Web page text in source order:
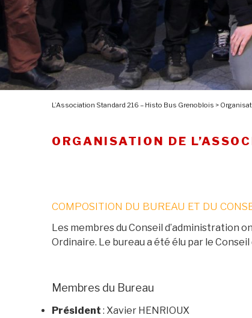
L’Association Standard 216 – Histo Bus Grenoblois >
ORGANISATION DE
COMPOSITION DU BUREAU ET DU
Les membres du Conseil d’administration
Ordinaire. Le bureau a été élu par le Conseil
Membres du Bureau
Président : Xavier HENRIOUX